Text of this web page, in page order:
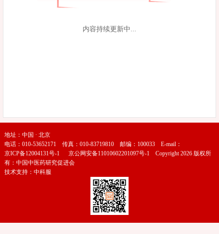
内容持续更新中...
地址：中国 · 北京
电话：010-53652171 传真：010-83719810 邮编：100033 E-mail：
京ICP备12004131号-1
京公网安备11010602201097号-1 Copyright 2026 版权所
有：中国中医药研究促进会
技术支持： 中科服